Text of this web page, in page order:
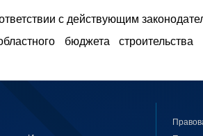
с действующим
бюджета